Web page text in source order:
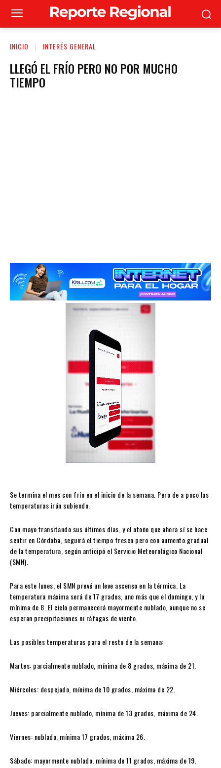
INICIO INTERÉS GENERAL
LLEGÓ EL FRÍO PERO NO POR MUCHO
TIEMPO
Se termina el mes con frío en el inicio de la semana. Pero de a poco las
temperaturas irán subiendo.
Con mayo transitando sus últimos días, y el otoño que ahora sí se hace
sentir en Córdoba, seguirá el tiempo fresco pero con aumento gradual
de la temperatura, según anticipó el Servicio Meteorológico Nacional
(SMN).
Para este lunes, el SMN prevé un leve ascenso en la térmica. La
temperatura máxima será de 17 grados, uno más que el domingo, y la
mínima de 8. El cielo permanecerá mayormente nublado, aunque no se
esperan precipitaciones ni ráfagas de viento.
Las posibles temperaturas para el resto de la semana:
Martes: parcialmente nublado, mínima de 8 grados, máxima de 21.
Miércoles: despejado, mínima de 10 grados, máxima de 22.
Jueves: parcialmente nublado, mínima de 13 grados, máxima de 24.
Viernes: nublado, mínima 17 grados, máxima 26.
Sábado: mayormente nublado, mínima de 11 grados, máxima de 19.